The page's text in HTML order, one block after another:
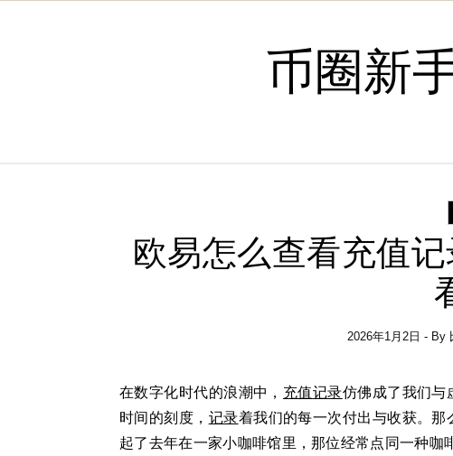
币圈新
欧易怎么查看充值
2026年1月2日 - By
在数字化时代的浪潮中， 充值记录仿佛成了我们与
时间的刻度， 记录着我们的每一次付出与收获。
起了去年在一家小咖啡馆里，那位经常点同一种咖